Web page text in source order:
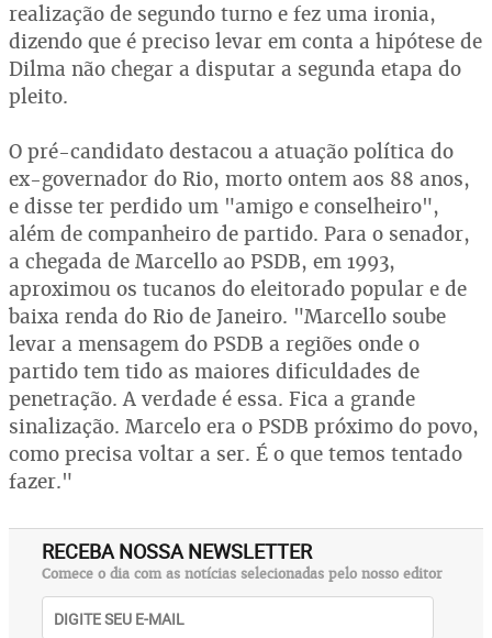
realização de segundo turno e fez uma ironia,
dizendo que é preciso levar em conta a hipótese de
Dilma não chegar a disputar a segunda etapa do
pleito.
O pré-candidato destacou a atuação política do
ex-governador do Rio, morto ontem aos 88 anos,
e disse ter perdido um "amigo e conselheiro",
além de companheiro de partido. Para o senador,
a chegada de Marcello ao PSDB, em 1993,
aproximou os tucanos do eleitorado popular e de
baixa renda do Rio de Janeiro. "Marcello soube
levar a mensagem do PSDB a regiões onde o
partido tem tido as maiores dificuldades de
penetração. A verdade é essa. Fica a grande
sinalização. Marcelo era o PSDB próximo do povo,
como precisa voltar a ser. É o que temos tentado
fazer."
RECEBA NOSSA NEWSLETTER
Comece o dia com as notícias selecionadas pelo nosso editor